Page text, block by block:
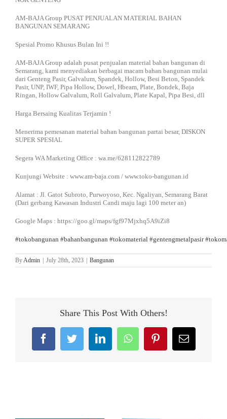
AM-BAJA Group PUSAT PENJUALAN MATERIAL BAHAN
BANGUNAN SEMARANG
Spesial Promo Khusus Bulan Ini !!
AM-BAJA Group adalah pusat penjualan material bahan bangunan di
Semarang, kami menyediakan berbagai macam bahan bangunan mulai
dari Genteng Pasir, Galvalum, Spandek, Hollow, Besi Beton, Spandek
Pasir, UNP, IWF, Pipa Hollow, Dowel, Hbeam, Plate, Bondek, Baja
Ringan, Hollow Galvalum, Roll Galvalum, Plate Kapal, Pipa Besi, dll
Harga Bersaing Kualitas Terjamin !
Menerima pemesanan material bahan bangunan partai besar, DISKON
SUPER SPESIAL
Segera WA Marketing Office : wa.me/628112822789
Kunjungi Website : www.am-baja.com / www.toko-bangunan.id
Alamat : Jl. Gatot Subroto, Purwoyoso, Kec. Ngaliyan, Semarang Barat
(Dari gerbang Kawasan Industri Candi maju lagi 100 meter an)
Google Maps : https://goo.gl/maps/fgf97Mjxhq5A9iZi8
#tokobangunan #bahanbangunan #tokomaterial #gentengmetalpasir
ByAdmin July 28th, 2023 Bangunan
Share This Post With Others!
FacebookTwitterLinkedInWhatsAppPinterestEmail